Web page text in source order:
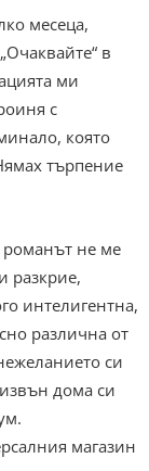
месеца,
в
ми
с
която
търпение
не ме
разкрие,
интелигентна,
различна от
си
дома си
магазин